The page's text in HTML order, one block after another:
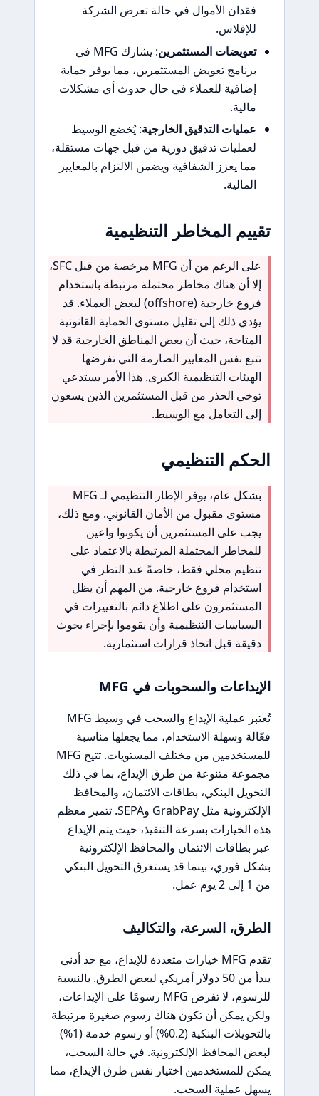
فقدان الأموال في حالة تعرض الشركة
للإفلاس.
تعويضات المستثمرين
: يشارك MFG في
برنامج تعويض المستثمرين، مما يوفر حماية
إضافية للعملاء في حال حدوث أي مشكلات
مالية.
عمليات التدقيق الخارجية: يُخضع الوسيط
لعمليات تدقيق دورية من قبل جهات مستقلة،
مما يعزز الشفافية ويضمن الالتزام بالمعايير
المالية.
تقييم المخاطر التنظيمية
على الرغم من أن MFG مرخصة من قبل SFC،
إلا أن هناك مخاطر محتملة مرتبطة باستخدام
فروع خارجية (offshore) لبعض العملاء. قد
يؤدي ذلك إلى تقليل مستوى الحماية القانونية
المتاحة، حيث أن بعض المناطق الخارجية قد لا
تتبع نفس المعايير الصارمة التي تفرضها
الهيئات التنظيمية الكبرى. هذا الأمر يستدعي
توخي الحذر من قبل المستثمرين الذين يسعون
إلى التعامل مع الوسيط.
الحكم التنظيمي
بشكل عام، يوفر الإطار التنظيمي لـ MFG
مستوى مقبول من الأمان القانوني. ومع ذلك،
يجب على المستثمرين أن يكونوا واعين
للمخاطر المحتملة المرتبطة بالاعتماد على
تنظيم محلي فقط، خاصةً عند النظر في
استخدام فروع خارجية. من المهم أن يظل
المستثمرون على اطلاع دائم بالتغييرات في
السياسات التنظيمية وأن يقوموا بإجراء بحوث
دقيقة قبل اتخاذ قرارات استثمارية.
الإيداعات والسحوبات في MFG
تُعتبر عملية الإيداع والسحب في وسيط MFG
فعّالة وسهلة الاستخدام، مما يجعلها مناسبة
للمستخدمين من مختلف المستويات. تتيح MFG
مجموعة متنوعة من طرق الإيداع، بما في ذلك
التحويل البنكي، بطاقات الائتمان، والمحافظ
الإلكترونية مثل GrabPay وSEPA. تتميز معظم
هذه الخيارات بسرعة التنفيذ، حيث يتم الإيداع
عبر بطاقات الائتمان والمحافظ الإلكترونية
بشكل فوري، بينما قد يستغرق التحويل البنكي
من 1 إلى 2 يوم عمل.
الطرق، السرعة، والتكاليف
تقدم MFG خيارات متعددة للإيداع، مع حد أدنى
يبدأ من 50 دولار أمريكي لبعض الطرق. بالنسبة
للرسوم، لا تفرض MFG رسومًا على الإيداعات،
ولكن يمكن أن تكون هناك رسوم صغيرة مرتبطة
بالتحويلات البنكية (0.2%) أو رسوم خدمة (1%)
لبعض المحافظ الإلكترونية. في حالة السحب،
يمكن للمستخدمين اختيار نفس طرق الإيداع، مما
يسهل عملية السحب.